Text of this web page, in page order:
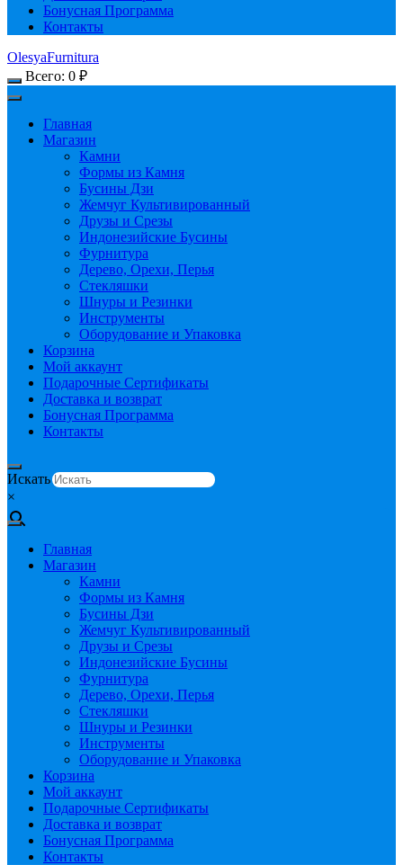
Бонусная Программа
Контакты
OlesyaFurnitura
Всего: 0 ₽
Главная
Магазин
Камни
Формы из Камня
Бусины Дзи
Жемчуг Культивированный
Друзы и Срезы
Индонезийские Бусины
Фурнитура
Дерево, Орехи, Перья
Стекляшки
Шнуры и Резинки
Инструменты
Оборудование и Упаковка
Корзина
Мой аккаунт
Подарочные Сертификаты
Доставка и возврат
Бонусная Программа
Контакты
Искать
×
Главная
Магазин
Камни
Формы из Камня
Бусины Дзи
Жемчуг Культивированный
Друзы и Срезы
Индонезийские Бусины
Фурнитура
Дерево, Орехи, Перья
Стекляшки
Шнуры и Резинки
Инструменты
Оборудование и Упаковка
Корзина
Мой аккаунт
Подарочные Сертификаты
Доставка и возврат
Бонусная Программа
Контакты